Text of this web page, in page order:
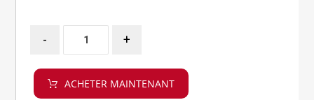
- +
ACHETER MAINTENANT